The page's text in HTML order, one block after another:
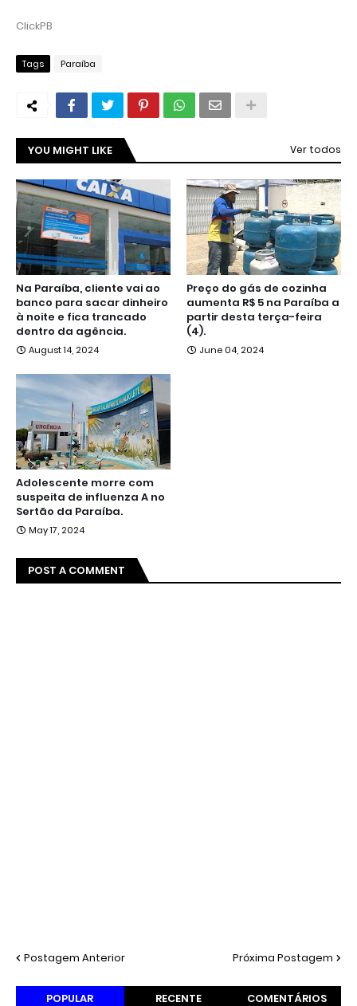
ClickPB
Tags Paraíba
YOU MIGHT LIKE Ver todos
Na Paraíba, cliente vai ao
banco para sacar dinheiro
à noite e fica trancado
dentro da agência.
August 14, 2024
Preço do gás de cozinha
aumenta R$ 5 na Paraíba a
partir desta terça-feira
(4).
June 04, 2024
Adolescente morre com
suspeita de influenza A no
Sertão da Paraíba.
May 17, 2024
POST A COMMENT
Postagem Anterior Próxima Postagem
POPULAR RECENTE COMENTÁRIOS